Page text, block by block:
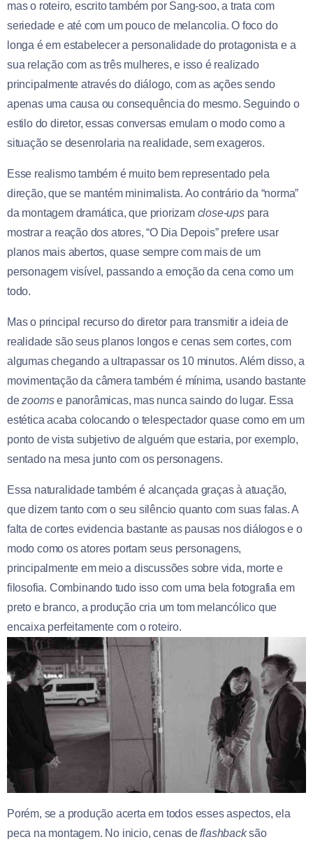
mas o roteiro, escrito também por Sang-soo, a trata com
seriedade e até com um pouco de melancolia. O foco do
longa é em estabelecer a personalidade do protagonista e a
sua relação com as três mulheres, e isso é realizado
principalmente através do diálogo, com as ações sendo
apenas uma causa ou consequência do mesmo. Seguindo o
estilo do diretor, essas conversas emulam o modo como a
situação se desenrolaria na realidade, sem exageros.
Esse realismo também é muito bem representado pela
direção, que se mantém minimalista. Ao contrário da “norma”
da montagem dramática, que priorizam close-upspara
mostrar a reação dos atores, “O Dia Depois” prefere usar
planos mais abertos, quase sempre com mais de um
personagem visível, passando a emoção da cena como um
todo.
Mas o principal recurso do diretor para transmitir a ideia de
realidade são seus planos longos e cenas sem cortes, com
algumas chegando a ultrapassar os 10 minutos. Além disso, a
movimentação da câmera também é mínima, usando bastante
dezoomse panorâmicas, mas nunca saindo do lugar. Essa
estética acaba colocando o telespectador quase como em um
ponto de vista subjetivo de alguém que estaria, por exemplo,
sentado na mesa junto com os personagens.
Essa naturalidade também é alcançada graças à atuação,
que dizem tanto com o seu silêncio quanto com suas falas. A
falta de cortes evidencia bastante as pausas nos diálogos e o
modo como os atores portam seus personagens,
principalmente em meio a discussões sobre vida, morte e
filosofia. Combinando tudo isso com uma bela fotografia em
preto e branco, a produção cria um tom melancólico que
encaixa perfeitamente com o roteiro.
Porém, se a produção acerta em todos esses aspectos, ela
peca na montagem. No inicio, cenas deflashbacksão